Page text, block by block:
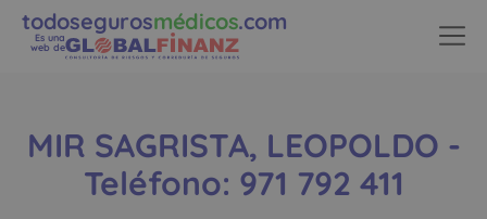
todosegurosmédicos.com
Es una
web de
MIR SAGRISTA, LEOPOLDO -
Teléfono: 971 792 411